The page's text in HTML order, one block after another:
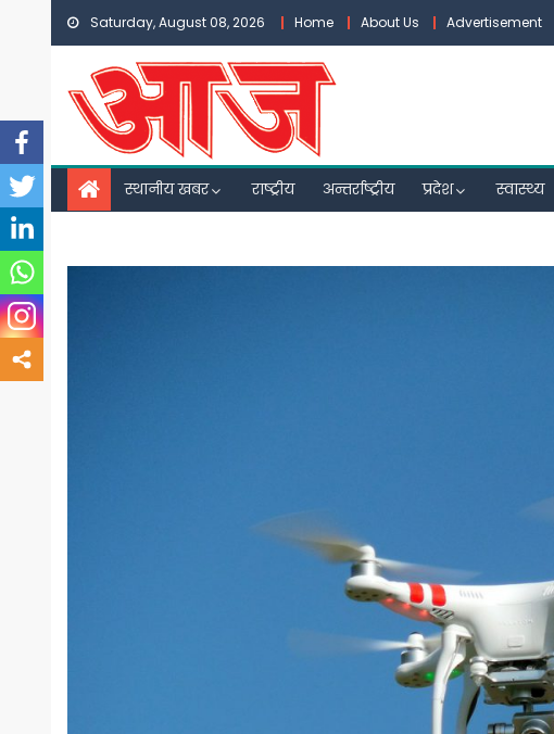
Skip
content
Saturday, August 08, 2026 Home About Us Advertisement
स्थानीय खबर राष्ट्रीय अन्तर्राष्ट्रीय प्रदेश स्वास्थ्य